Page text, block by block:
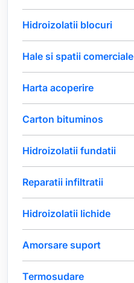
Hidroizolatii blocuri
Hale si spatii comerciale
Harta acoperire
Carton bituminos
Hidroizolatii fundatii
Reparatii infiltratii
Hidroizolatii lichide
Amorsare suport
Termosudare